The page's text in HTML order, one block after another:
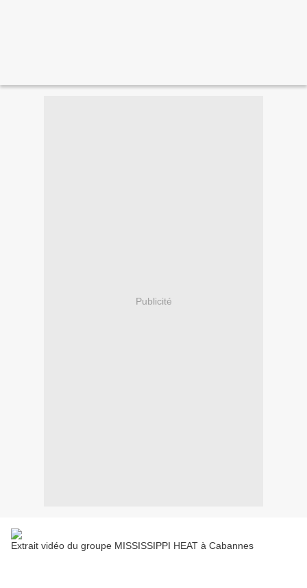
Publicité
Extrait vidéo du groupe MISSISSIPPI HEAT à Cabannes